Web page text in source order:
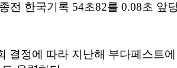
전 한국기록 54초82를0.08초 앞
결정에 따라 지난해 부다페스트